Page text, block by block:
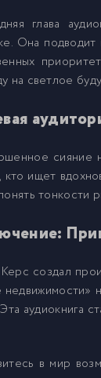
глава
Она
на светлое
сияние
кто ищет
тонкости
создал
недвижимости»
аудиокнига
в мир